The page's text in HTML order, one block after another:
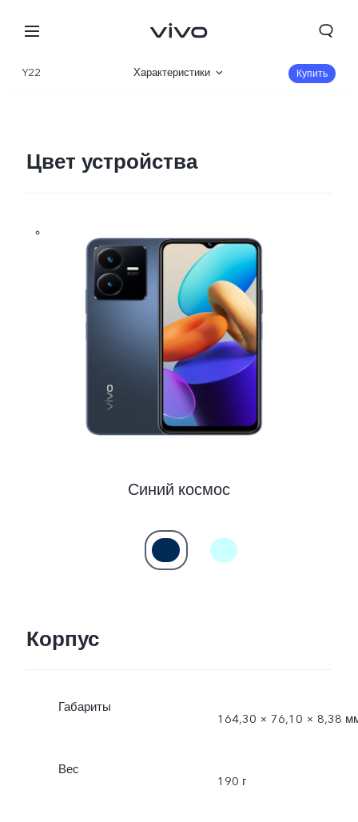
Y22 Характеристики Купить
Цвет устройства
Синий космос
Корпус
Габариты
164,30 × 76,10 × 8,38
Вес
190 г